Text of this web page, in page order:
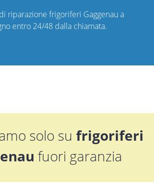
riparazione frigoriferi Gaggenau a
entro 24/48 dalla chiamata.
solo su frigoriferi
fuori garanzia